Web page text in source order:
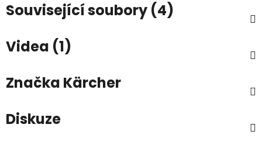
Související soubory (4)
Videa (1)
Značka Kärcher
Diskuze